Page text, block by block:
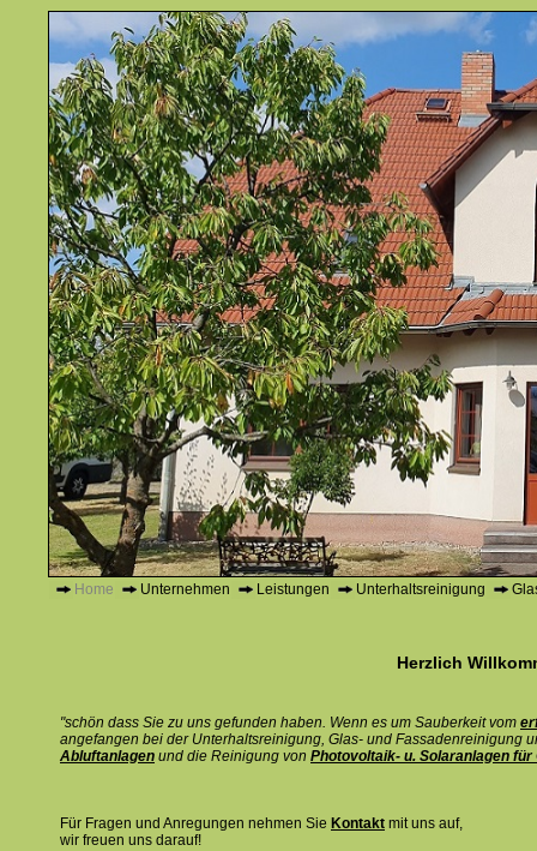
Home Unternehmen Leistungen Unterhaltsreinigung
Herzlich
"schön dass Sie zu uns gefunden haben. Wenn es um Sauberkeit vom
angefangen bei der Unterhaltsreinigung, Glas- und
Abluftanlagen und die Reinigung von Photovoltaik- u. Solaranlagen für
Für Fragen und Anregungen nehmen Sie Kontakt mit uns auf,
wir freuen uns darauf!